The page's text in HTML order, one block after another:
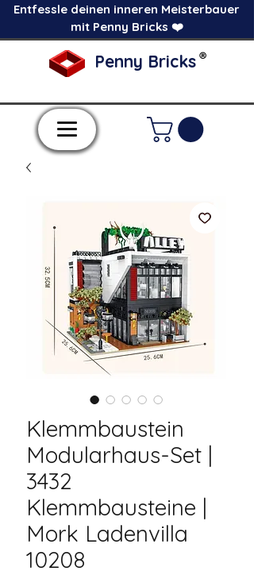
Entfessle deinen inneren Meisterbauer
mit Penny Bricks ❤️
Penny Bricks ®
Klemmbaustein
Modularhaus-Set |
3432
Klemmbausteine |
Mork Ladenvilla
10208